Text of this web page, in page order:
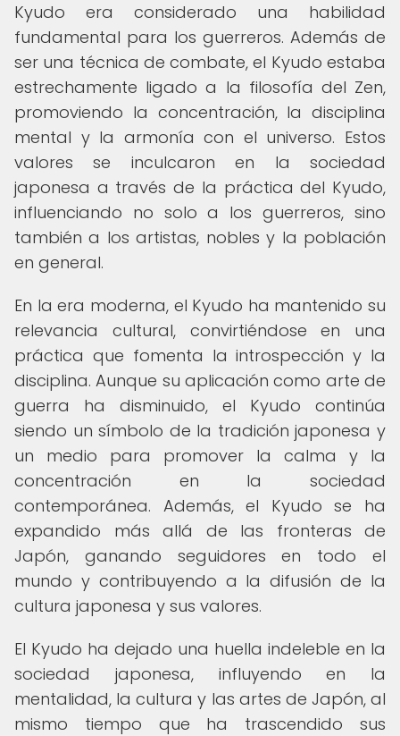
Kyudo era considerado una habilidad
fundamental para los guerreros. Además de
ser una técnica de combate, el Kyudo estaba
estrechamente ligado a la filosofía del Zen,
promoviendo la concentración, la disciplina
mental y la armonía con el universo. Estos
valores se inculcaron en la sociedad
japonesa a través de la práctica del Kyudo,
influenciando no solo a los guerreros, sino
también a los artistas, nobles y la población
en general.
En la era moderna, el Kyudo ha mantenido su
relevancia cultural, convirtiéndose en una
práctica que fomenta la introspección y la
disciplina. Aunque su aplicación como arte de
guerra ha disminuido, el Kyudo continúa
siendo un símbolo de la tradición japonesa y
un medio para promover la calma y la
concentración en la sociedad
contemporánea. Además, el Kyudo se ha
expandido más allá de las fronteras de
Japón, ganando seguidores en todo el
mundo y contribuyendo a la difusión de la
cultura japonesa y sus valores.
El Kyudo ha dejado una huella indeleble en la
sociedad japonesa, influyendo en la
mentalidad, la cultura y las artes de Japón, al
mismo tiempo que ha trascendido sus